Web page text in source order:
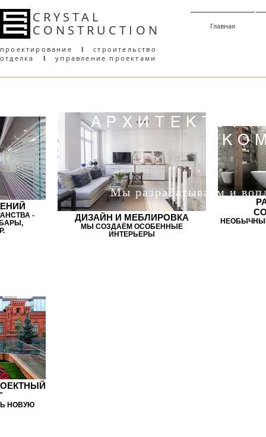
CRYSTAL
CONSTRUCT I ON Главная
проектирование l
строительство
отделка
l управление проектами
-
ДИЗАЙН И МЕБЛИРОВКА
МЫ СОЗДАЁМ ОСОБЕННЫЕ
ИНТЕРЬЕРЫ
НОВУЮ
Мы разрабатываем и